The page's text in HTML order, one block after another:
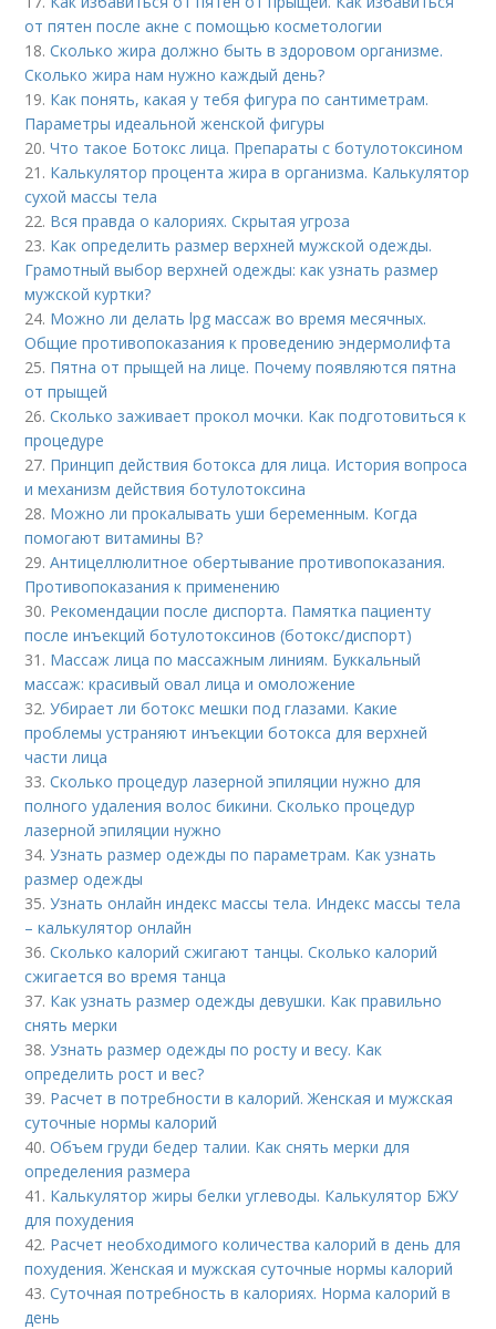
от пятен после акне с помощью косметологии
18.Сколько жира должно быть в здоровом организме.
Сколько жира нам нужно каждый день?
19. Как понять, какая у тебя фигура по сантиметрам.
Параметры идеальной женской фигуры
20.Что такое Ботокс лица. Препараты с ботулотоксином
21. Калькулятор процента жира в организма. Калькулятор
сухой массы тела
22. Вся правда о калориях. Скрытая угроза
23. Как определить размер верхней мужской одежды.
Грамотный выбор верхней одежды: как узнать размер
мужской куртки?
24. Можно ли делать lpg массаж во время месячных.
Общие противопоказания к проведению эндермолифта
25. Пятна от прыщей на лице. Почему появляются пятна
от прыщей
26.Сколько заживает прокол мочки. Как подготовиться к
процедуре
27. Принцип действия ботокса для лица. История вопроса
и механизм действия ботулотоксина
28. Можно ли прокалывать уши беременным. Когда
помогают витамины B?
29.Антицеллюлитное обертывание противопоказания.
Противопоказания к применению
30. Рекомендации после диспорта. Памятка пациенту
после инъекций ботулотоксинов (ботокс/диспорт)
31. Массаж лица по массажным линиям. Буккальный
массаж: красивый овал лица и омоложение
32.Убирает ли ботокс мешки под глазами. Какие
проблемы устраняют инъекции ботокса для верхней
части лица
33.Сколько процедур лазерной эпиляции нужно для
полного удаления волос бикини. Сколько процедур
лазерной эпиляции нужно
34.Узнать размер одежды по параметрам. Как узнать
размер одежды
35.Узнать онлайн индекс массы тела. Индекс массы тела
– калькулятор онлайн
36.Сколько калорий сжигают танцы. Сколько калорий
сжигается во время танца
37. Как узнать размер одежды девушки. Как правильно
снять мерки
38.Узнать размер одежды по росту и весу. Как
определить рост и вес?
39. Расчет в потребности в калорий. Женская и мужская
суточные нормы калорий
40.Объем груди бедер талии. Как снять мерки для
определения размера
41. Калькулятор жиры белки углеводы. Калькулятор БЖУ
для похудения
42. Расчет необходимого количества калорий в день для
похудения. Женская и мужская суточные нормы калорий
43.Суточная потребность в калориях. Норма калорий в
день